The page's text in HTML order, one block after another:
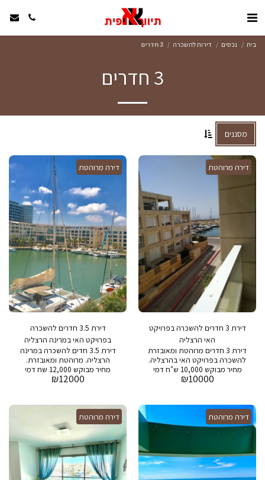
בית נכסים דירות להשכרה 3 חדרים
3 חדרים
מסננים
דירה מרוהטת
דירת 3 חדרים להשכרה בפרויקט
האי הרצליה
דירת 3 חדרים מרוהטת ומאובזרת
להשכרה בפרויקט האי בהרצליה.
מחיר מבוקש 10,000 ש"ח דמי
אחזקה: 2,000 ש"ח
₪10000
דירה מרוהטת
דירת 3.5 חדרים להשכרה
בפרויקט האי במרינה הרצליה
דירת 3.5 חדים להשכרה במרינה
הרצליה. מרוהטת ומאובזרת.
מחיר מבוקש 12,000 שח דמי
אחזקה: 3,000 ש"ח
₪12000
דירה מרוהטת דירה מרוהטת